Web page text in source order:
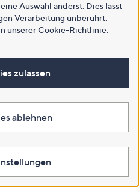
Auswahl änderst. Dies lässt
Verarbeitung unberührt.
unsererCookie-Richtlinie
zulassen
ablehnen